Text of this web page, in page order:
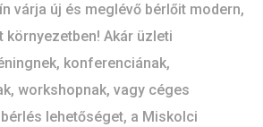
várja új és meglévő bérlőit modern,
környezetben! Akár üzleti
konferenciának,
workshopnak, vagy céges
lehetőséget, a Miskolci